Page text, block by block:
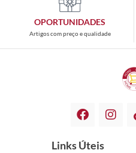
OPORTUNIDADES
Artigos com preço e qualidade
Links Úteis